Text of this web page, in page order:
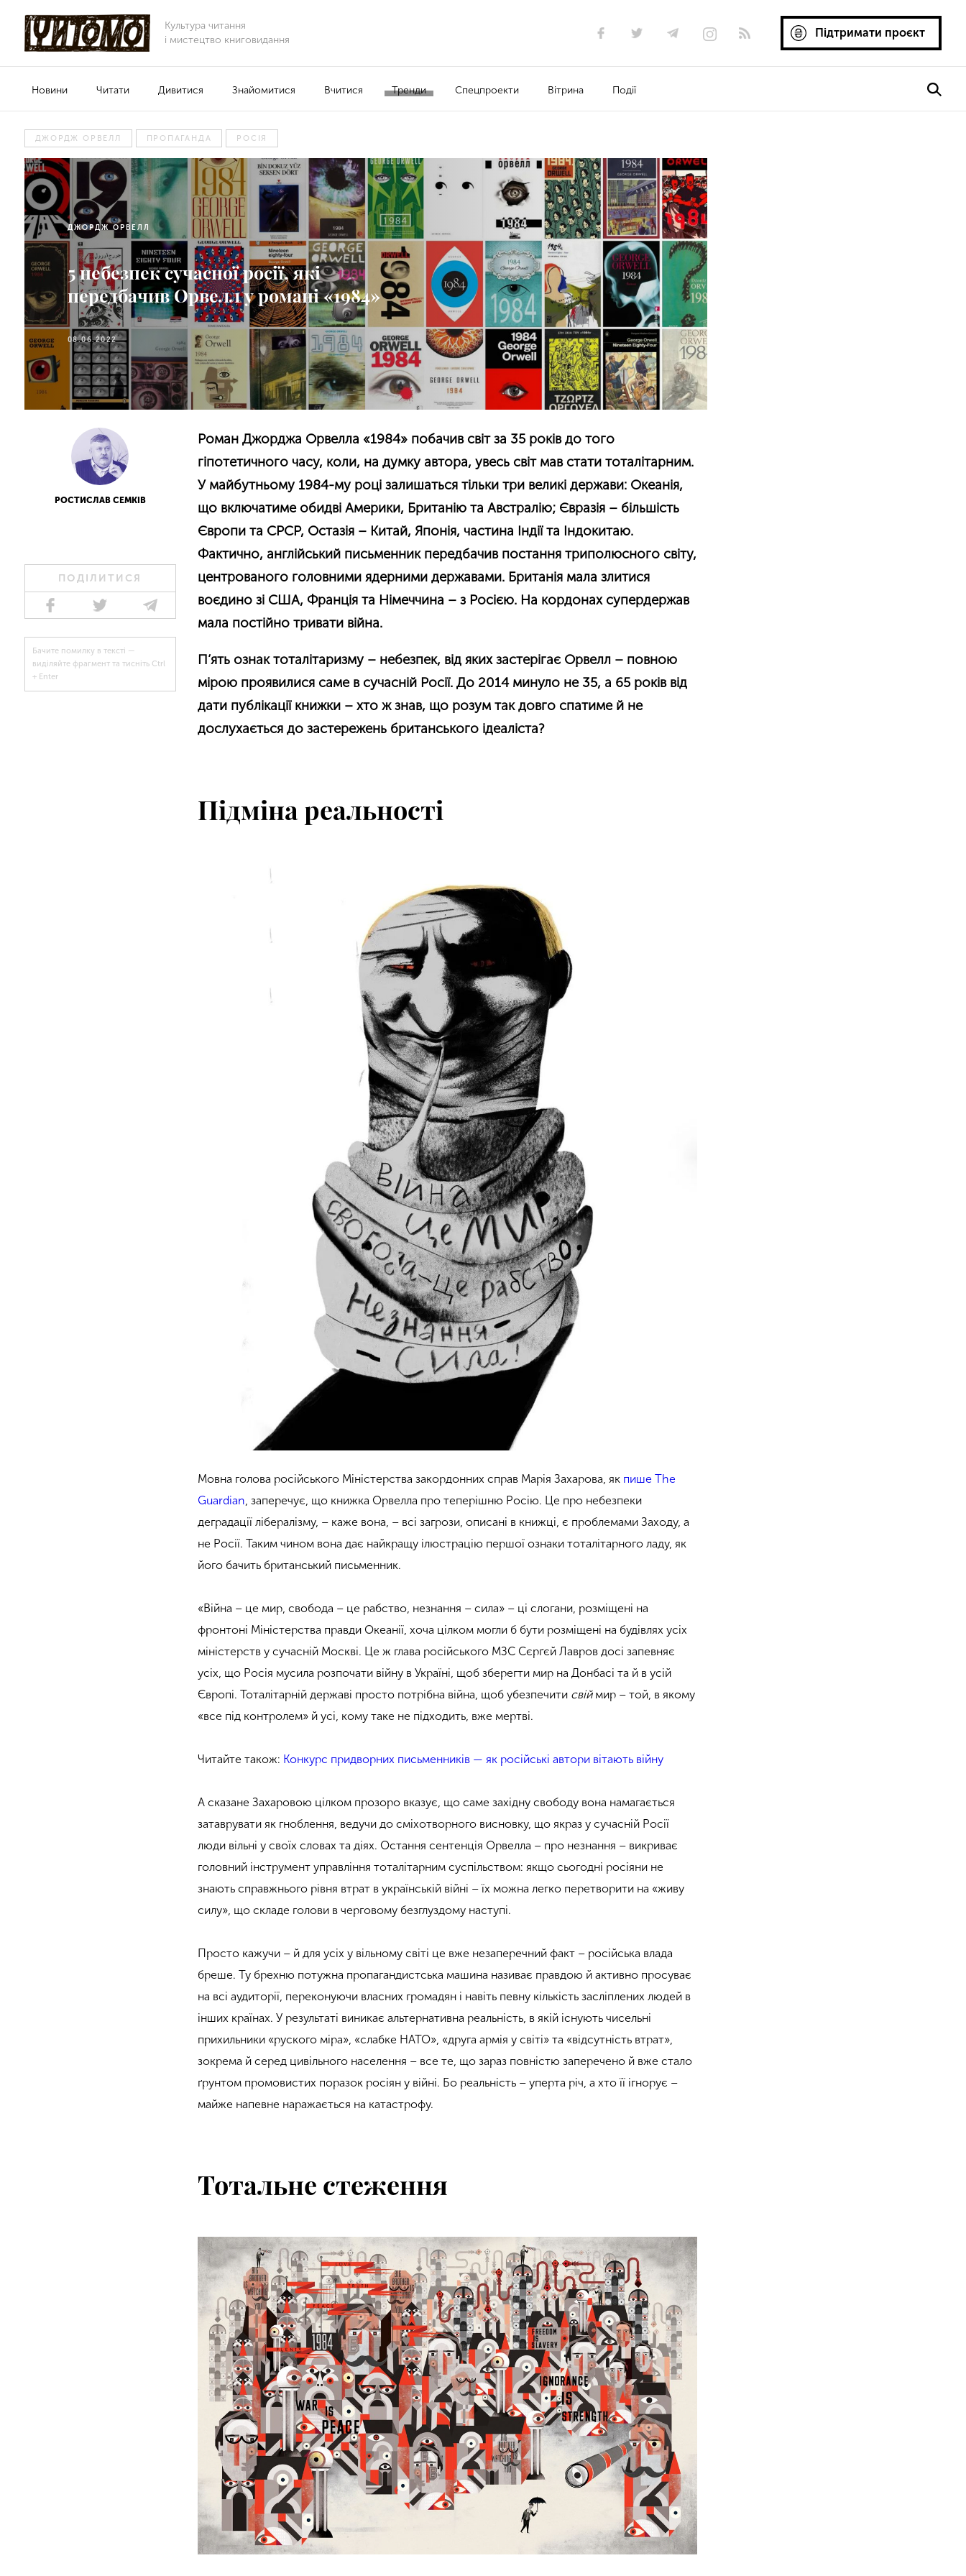
Культура читання
і мистецтво книговидання
Підтримати проєкт
Новини Читати Дивитися Знайомитися Вчитися Тренди Спецпроекти Вітрина Події
ДЖОРДЖ ОРВЕЛЛ ПРОПАГАНДА РОСІЯ
ДЖОРДЖ ОРВЕЛЛ
5 небезпек сучасної росії, які
передбачив Орвелл у романі «1984»
08.06.2022
РОСТИСЛАВ СЕМКІВ
ПОДІЛИТИСЯ
Бачите помилку в тексті —
виділяйте фрагмент та тисніть Ctrl
+ Enter
Роман Джорджа Орвелла «1984» побачив світ за 35 років до того
гіпотетичного часу, коли, на думку автора, увесь світ мав стати тоталітарним.
У майбутньому 1984-му році залишаться тільки три великі держави: Океанія,
що включатиме обидві Америки, Британію та Австралію; Євразія – більшість
Європи та СРСР, Остазія – Китай, Японія, частина Індії та Індокитаю.
Фактично, англійський письменник передбачив постання триполюсного світу,
центрованого головними ядерними державами. Британія мала злитися
воєдино зі США, Франція та Німеччина – з Росією. На кордонах супердержав
мала постійно тривати війна.
П’ять ознак тоталітаризму – небезпек, від яких застерігає Орвелл – повною
мірою проявилися саме в сучасній Росії. До 2014 минуло не 35, а 65 років від
дати публікації книжки – хто ж знав, що розум так довго спатиме й не
дослухається до застережень британського ідеаліста?
Підміна реальності
Мовна голова російського Міністерства закордонних справ Марія Захарова, як пише The
Guardian, заперечує, що книжка Орвелла про теперішню Росію. Це про небезпеки
деградації лібералізму, – каже вона, – всі загрози, описані в книжці, є проблемами Заходу, а
не Росії. Таким чином вона дає найкращу ілюстрацію першої ознаки тоталітарного ладу, як
його бачить британський письменник.
«Війна – це мир, свобода – це рабство, незнання – сила» – ці слогани, розміщені на
фронтоні Міністерства правди Океанії, хоча цілком могли б бути розміщені на будівлях усіх
міністерств у сучасній Москві. Це ж глава російського МЗС Сєрґєй Лавров досі запевняє
усіх, що Росія мусила розпочати війну в Україні, щоб зберегти мир на Донбасі та й в усій
Європі. Тоталітарній державі просто потрібна війна, щоб убезпечити свіймир – той, в якому
«все під контролем» й усі, кому таке не підходить, вже мертві.
Читайте також: Конкурс придворних письменників — як російські автори вітають війну
А сказане Захаровою цілком прозоро вказує, що саме західну свободу вона намагається
затаврувати як гноблення, ведучи до сміхотворного висновку, що якраз у сучасній Росії
люди вільні у своїх словах та діях. Остання сентенція Орвелла – про незнання – викриває
головний інструмент управління тоталітарним суспільством: якщо сьогодні росіяни не
знають справжнього рівня втрат в українській війні – їх можна легко перетворити на «живу
силу», що складе голови в черговому безглуздому наступі.
Просто кажучи – й для усіх у вільному світі це вже незаперечний факт – російська влада
бреше. Ту брехню потужна пропагандистська машина називає правдою й активно просуває
на всі аудиторії, переконуючи власних громадян і навіть певну кількість засліплених людей в
інших країнах. У результаті виникає альтернативна реальність, в якій існують чисельні
прихильники «руского міра», «слабке НАТО», «друга армія у світі» та «відсутність втрат»,
зокрема й серед цивільного населення – все те, що зараз повністю заперечено й вже стало
ґрунтом промовистих поразок росіян у війні. Бо реальність – уперта річ, а хто її ігнорує –
майже напевне наражається на катастрофу.
Тотальне стеження